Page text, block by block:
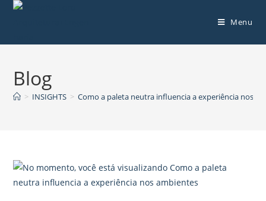
Menu
Blog
> INSIGHTS > Como a paleta neutra influencia a experiência nos